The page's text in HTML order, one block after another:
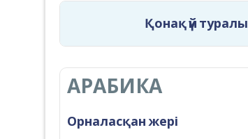
Қонақ үй туралы
АРАБИКА
Орналасқан жері